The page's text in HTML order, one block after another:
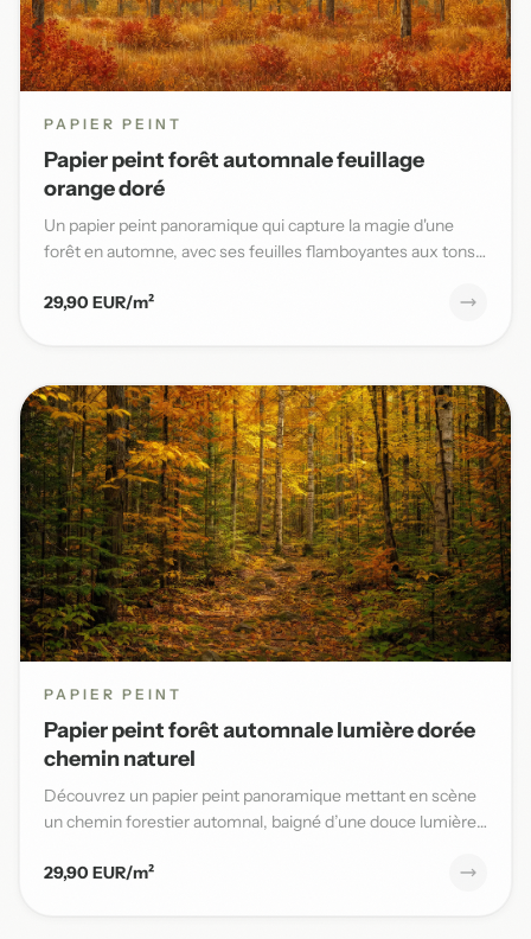
PAPIER PEINT
Papier peint forêt automnale feuillage
orange doré
Un papier peint panoramique qui capture la magie d'une
forêt en automne, avec ses feuilles flamboyantes aux tons
29,90 EUR/m²
PAPIER PEINT
Papier peint forêt automnale lumière dorée
chemin naturel
Découvrez un papier peint panoramique mettant en scène
un chemin forestier automnal, baigné d’une douce lumière
29,90 EUR/m²